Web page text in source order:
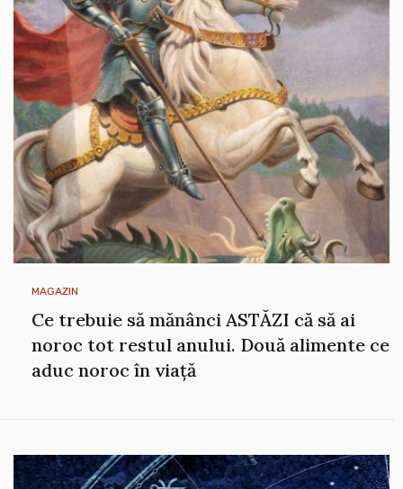
MAGAZIN
Ce trebuie să mănânci ASTĂZI că să ai
noroc tot restul anului. Două alimente ce
aduc noroc în viață